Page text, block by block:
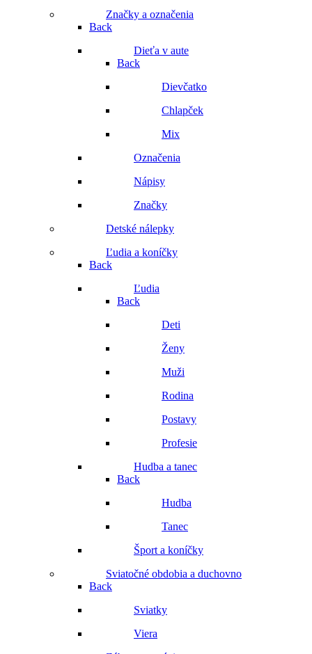
Značky a označenia
Back
Dieťa v aute
Back
Dievčatko
Chlapček
Mix
Označenia
Nápisy
Značky
Detské nálepky
Ľudia a koníčky
Back
Ľudia
Back
Deti
Ženy
Muži
Rodina
Postavy
Profesie
Hudba a tanec
Back
Hudba
Tanec
Šport a koníčky
Sviatočné obdobia a duchovno
Back
Sviatky
Viera